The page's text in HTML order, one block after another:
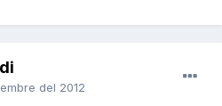
del 2012